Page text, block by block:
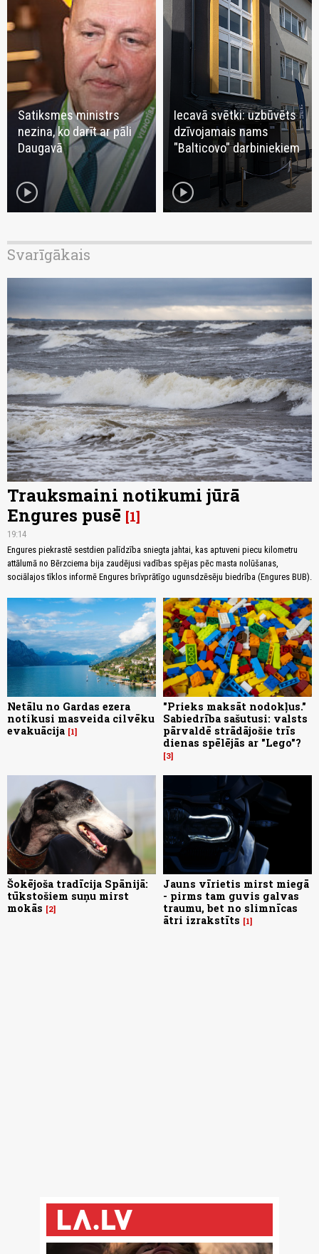
Satiksmes ministrs
nezina, ko darīt ar pāli
Daugavā
play_circle
Iecavā svētki: uzbūvēts
dzīvojamais nams
"Balticovo" darbiniekiem
play_circle
Svarīgākais
Trauksmaini notikumi jūrā
Engures pusē 1
19:14
Engures piekrastē sestdien palīdzība sniegta jahtai, kas aptuveni piecu kilometru
attālumā no Bērzciema bija zaudējusi vadības spējas pēc masta nolūšanas,
sociālajos tīklos informē Engures brīvprātīgo ugunsdzēsēju biedrība (Engures BUB).
Netālu no Gardas ezera
notikusi masveida cilvēku
evakuācija 1
"Prieks maksāt nodokļus."
Sabiedrība sašutusi: valsts
pārvaldē strādājošie trīs
dienas spēlējās ar "Lego"?
3
Šokējoša tradīcija Spānijā:
tūkstošiem suņu mirst
mokās
2
Jauns vīrietis mirst miegā
- pirms tam guvis galvas
traumu, bet no slimnīcas
ātri izrakstīts
1